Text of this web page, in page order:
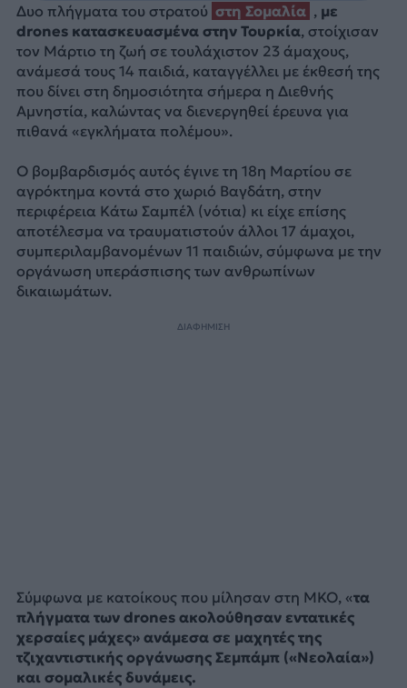
Δυο πλήγματα του στρατού στη Σομαλία , με
drones κατασκευασμένα στην Τουρκία, στοίχισαν
τον Μάρτιο τη ζωή σε τουλάχιστον 23 άμαχους,
ανάμεσά τους 14 παιδιά, καταγγέλλει με έκθεσή της
που δίνει στη δημοσιότητα σήμερα η Διεθνής
Αμνηστία, καλώντας να διενεργηθεί έρευνα για
πιθανά «εγκλήματα πολέμου».
Ο βομβαρδισμός αυτός έγινε τη 18η Μαρτίου σε
αγρόκτημα κοντά στο χωριό Βαγδάτη, στην
περιφέρεια Κάτω Σαμπέλ (νότια) κι είχε επίσης
αποτέλεσμα να τραυματιστούν άλλοι 17 άμαχοι,
συμπεριλαμβανομένων 11 παιδιών, σύμφωνα με την
οργάνωση υπεράσπισης των ανθρωπίνων
δικαιωμάτων.
ΔΙΑΦΗΜΙΣΗ
Σύμφωνα με κατοίκους που μίλησαν στη ΜΚΟ, «τα
πλήγματα των drones ακολούθησαν εντατικές
χερσαίες μάχες» ανάμεσα σε μαχητές της
τζιχαντιστικής οργάνωσης Σεμπάμπ («Νεολαία»)
και σομαλικές δυνάμεις.